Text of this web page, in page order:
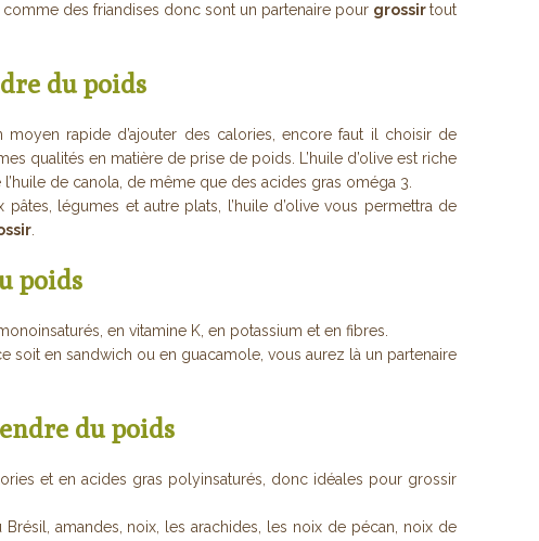
des friandises donc sont un partenaire pour grossirtout
du poids
moyen rapide d’ajouter des calories, encore faut il choisir de
qualités en matière de prise de poids. L’huile d’olive est riche
de canola, de même que des acides gras oméga 3.
pâtes, légumes et autre plats, l’huile d’olive vous permettra de
poids
en vitamine K, en potassium et en fibres.
soit en sandwich ou en guacamole, vous aurez là un partenaire
du poids
et en acides gras polyinsaturés, donc idéales pour grossir
Brésil, amandes, noix, les arachides, les noix de pécan, noix de